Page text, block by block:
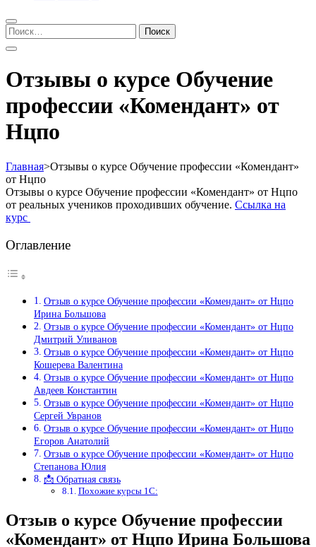
Найти:
Отзывы о курсе Обучение
профессии «Комендант» от
Нцпо
Главная>Отзывы о курсе Обучение профессии «Комендант»
от Нцпо
Отзывы о курсе Обучение профессии «Комендант» от Нцпо
от реальных учеников проходивших обучение. Ссылка на
курс
Оглавление
Отзыв о курсе Обучение профессии «Комендант» от Нцпо
Ирина Большова
Отзыв о курсе Обучение профессии «Комендант» от Нцпо
Дмитрий Уливанов
Отзыв о курсе Обучение профессии «Комендант» от Нцпо
Кошерева Валентина
Отзыв о курсе Обучение профессии «Комендант» от Нцпо
Авдеев Константин
Отзыв о курсе Обучение профессии «Комендант» от Нцпо
Сергей Увранов
Отзыв о курсе Обучение профессии «Комендант» от Нцпо
Егоров Анатолий
Отзыв о курсе Обучение профессии «Комендант» от Нцпо
Степанова Юлия
📩 Обратная связь
Похожие курсы 1С:
Отзыв о курсе Обучение профессии
«Комендант» от Нцпо Ирина Большова